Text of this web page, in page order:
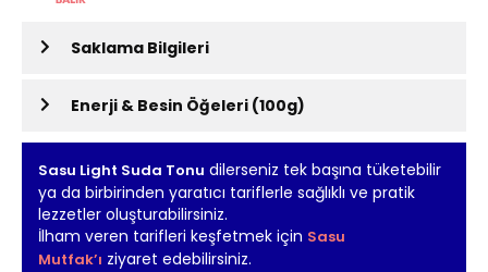
Saklama Bilgileri
Enerji & Besin Öğeleri (100g)
Sasu Light Suda Tonu dilerseniz tek başına tüketebilir
ya da birbirinden yaratıcı tariflerle sağlıklı ve pratik
lezzetler oluşturabilirsiniz.
İlham veren tarifleri keşfetmek için Sasu
Mutfak’ı ziyaret edebilirsiniz.